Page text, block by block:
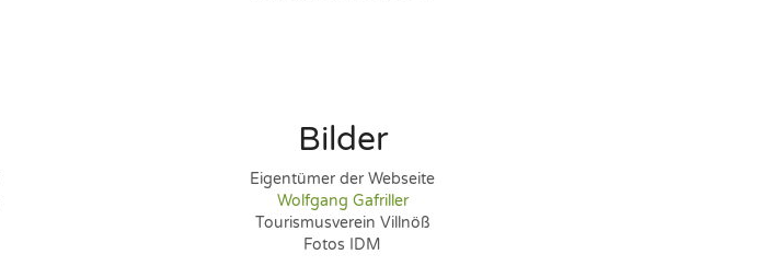
Bilder
Eigentümer der Webseite
Wolfgang Gafriller
Tourismusverein Villnöß
Fotos IDM